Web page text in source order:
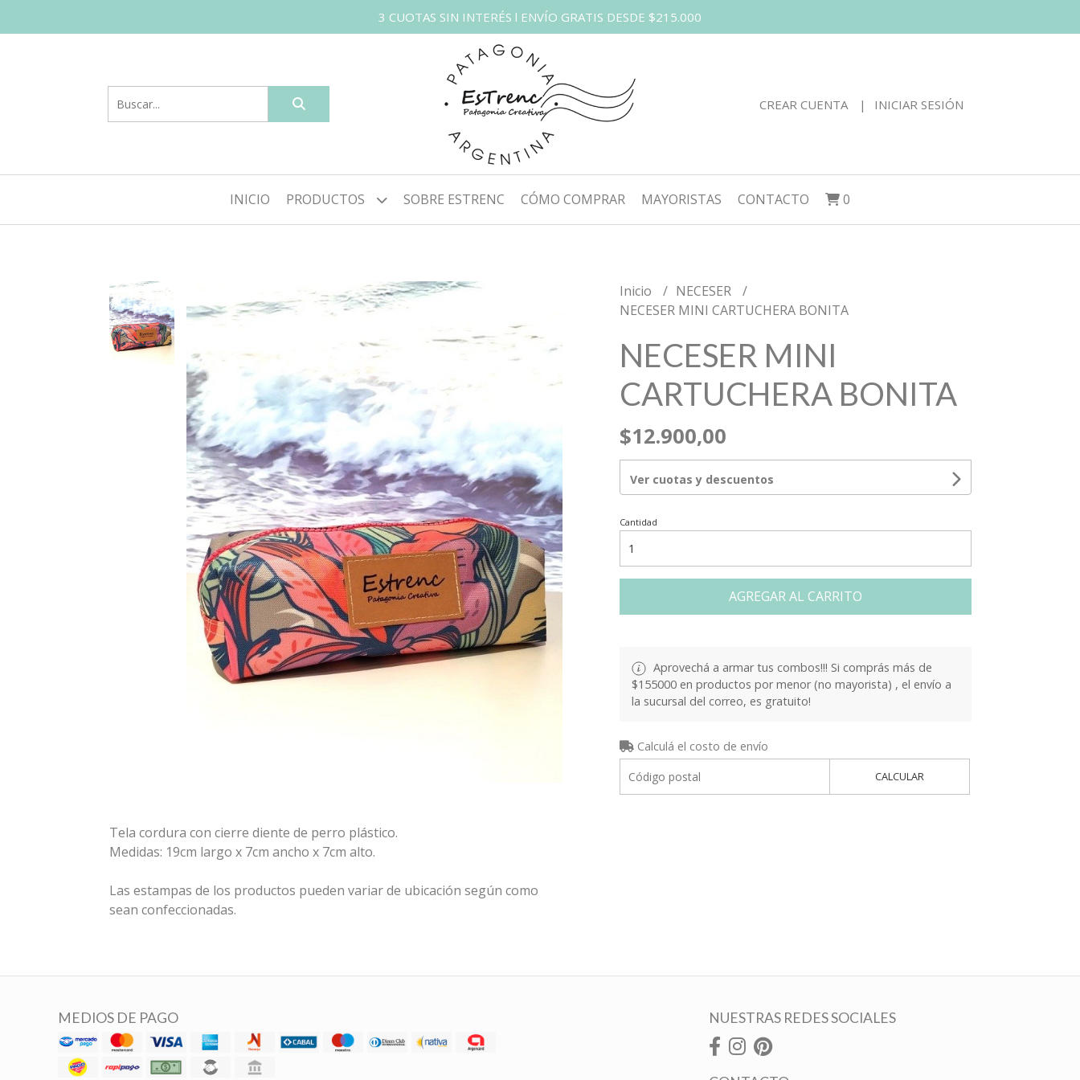
3 CUOTAS SIN INTERÉS l ENVÍO GRATIS DESDE $215.000
CREAR CUENTA INICIAR SESIÓN
INICIO PRODUCTOS SOBRE ESTRENC CÓMO COMPRAR MAYORISTAS CONTACTO 0
Tela cordura con cierre diente de perro plástico.
Medidas: 19cm largo x 7cm ancho x 7cm alto.
Las estampas de los productos pueden variar de ubicación según como
sean confeccionadas.
Inicio
NECESER
NECESER MINI CARTUCHERA BONITA
NECESER MINI
CARTUCHERA BONITA
$12.900,00
Ver cuotas y descuentos
Cantidad
AGREGAR AL CARRITO
Aprovechá a armar tus combos!!! Si comprás más de
$155000 en productos por menor (no mayorista) , el envío a
la sucursal del correo, es gratuito!
Calculá el costo de envío
CALCULAR
MEDIOS DE PAGO NUESTRAS REDES SOCIALES